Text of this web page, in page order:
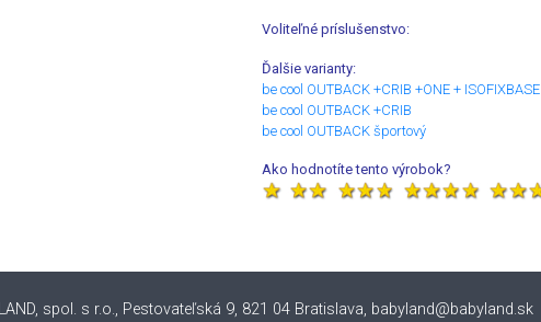
Voliteľné príslušenstvo:
Ďalšie varianty:
be cool OUTBACK +CRIB +ONE + ISOFIXBASE
be cool OUTBACK +CRIB
be cool OUTBACK športový
Ako hodnotíte tento výrobok?
spol. s r.o., Pestovateľská 9, 821 04 Bratislava, babyland@babyland.sk